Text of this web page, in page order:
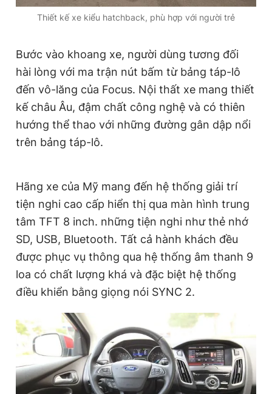
Thiết kế xe kiểu hatchback, phù hợp với người trẻ
Bước vào khoang xe, người dùng tương đối
hài lòng với ma trận nút bấm từ bảng táp-lô
đến vô-lăng của Focus. Nội thất xe mang thiết
kế châu Âu, đậm chất công nghệ và có thiên
hướng thể thao với những đường gân dập nổi
trên bảng táp-lô.
Hãng xe của Mỹ mang đến hệ thống giải trí
tiện nghi cao cấp hiển thị qua màn hình trung
tâm TFT 8 inch. những tiện nghi như thẻ nhớ
SD, USB, Bluetooth. Tất cả hành khách đều
được phục vụ thông qua hệ thống âm thanh 9
loa có chất lượng khá và đặc biệt hệ thống
điều khiển bằng giọng nói SYNC 2.